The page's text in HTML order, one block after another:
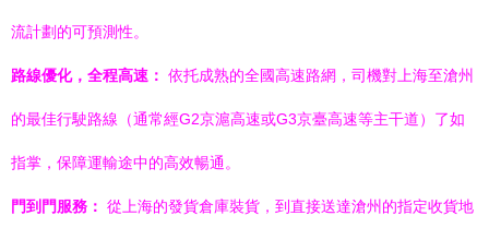
流計劃的可預測性。
路線優化，全程高速： 依托成熟的全國高速路網，司機對上海至滄州
的最佳行駛路線（通常經G2京滬高速或G3京臺高速等主干道）了如
指掌，保障運輸途中的高效暢通。
門到門服務： 從上海的發貨倉庫裝貨，到直接送達滄州的指定收貨地